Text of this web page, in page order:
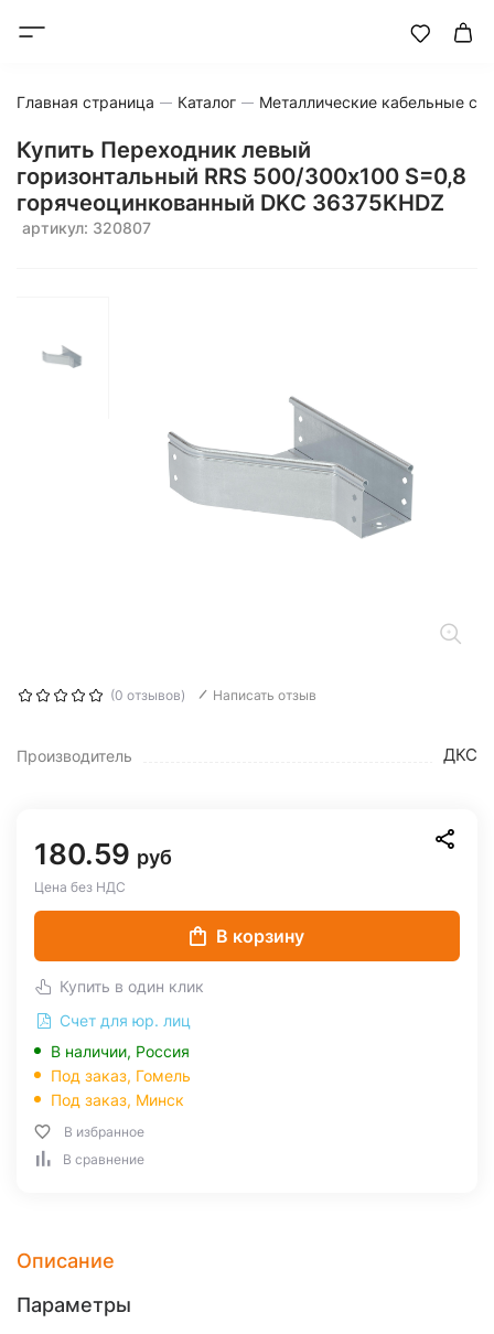
Главная страница Каталог Металлические кабельные
Купить Переходник левый
горизонтальный RRS 500/300х100 S=0,8
горячеоцинкованный DKC 36375KHDZ
артикул: 320807
(0 отзывов) Написать отзыв
Производитель ДКС
180.59 руб
Цена без НДС
В корзину
Купить в один клик
Счет для юр. лиц
В наличии, Россия
Под заказ, Гомель
Под заказ, Минск
В избранное
В сравнение
Описание
Параметры